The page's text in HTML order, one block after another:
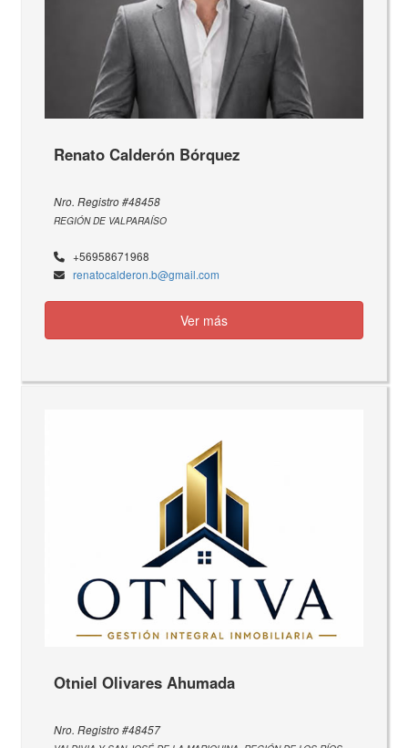
Renato Calderón Bórquez
Nro. Registro #48458
REGIÓN DE VALPARAÍSO
+56958671968
renatocalderon.b@gmail.com
Ver más
Otniel Olivares Ahumada
Nro. Registro #48457